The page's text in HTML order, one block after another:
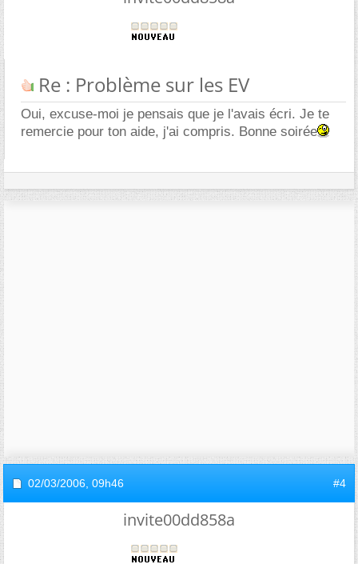
Re : Problème sur les EV
Oui, excuse-moi je pensais que je l'avais écri. Je te
remercie pour ton aide, j'ai compris. Bonne soirée
02/03/2006, 09h46 #4
invite00dd858a